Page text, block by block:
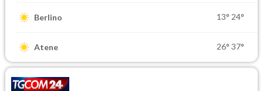
Berlino 13° 24°
Atene 26° 37°